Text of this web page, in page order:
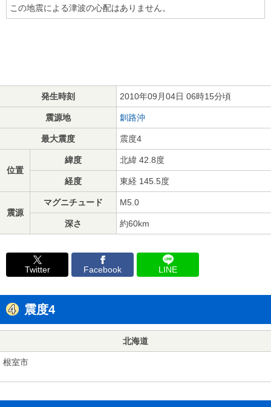
この地震による津波の心配はありません。
発生時刻 2010年09月04日 06時15分頃
震源地 釧路沖
最大震度 震度4
位置
緯度 北緯 42.8度
経度 東経 145.5度
震源
マグニチュード M5.0
深さ 約60km
Twitter Facebook LINE
震度4
北海道
根室市